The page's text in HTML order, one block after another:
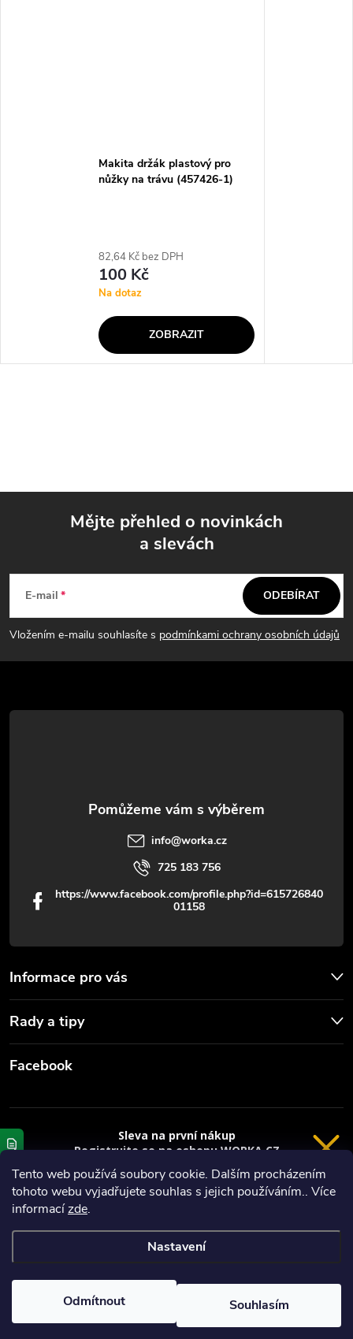
Tento web používá soubory cookie. Dalším procházením
tohoto webu vyjadřujete souhlas s jejich používáním.. Více
informacízde.
Nastavení
Odmítnout Souhlasím
Makita držák plastový pro
nůžky na trávu (457426-1)
82,64 Kč bez DPH
100 Kč
Na dotaz
ZOBRAZIT
p
a
t
Mějte přehled o novinkách
a slevách
E-mail
Vložením e-mailu souhlasíte s podmínkami ochrany osobních údajů
ODEBÍRAT
Informace pro vás
Rady a tipy
info@worka.cz
725 183 756
https://www.facebook.com/profile.php?id=615726840
01158
Facebook
Vytvořil Shoptet
Copyright 2026
Odstoupit od smlouvy
Sleva na první nákup
Registrujte se na eshopu WORKA.CZ
sleva 100 Kč* na nákup je Vaše.
Registrace
Privacy policy
VRÁCENÍ 14 DNÍ